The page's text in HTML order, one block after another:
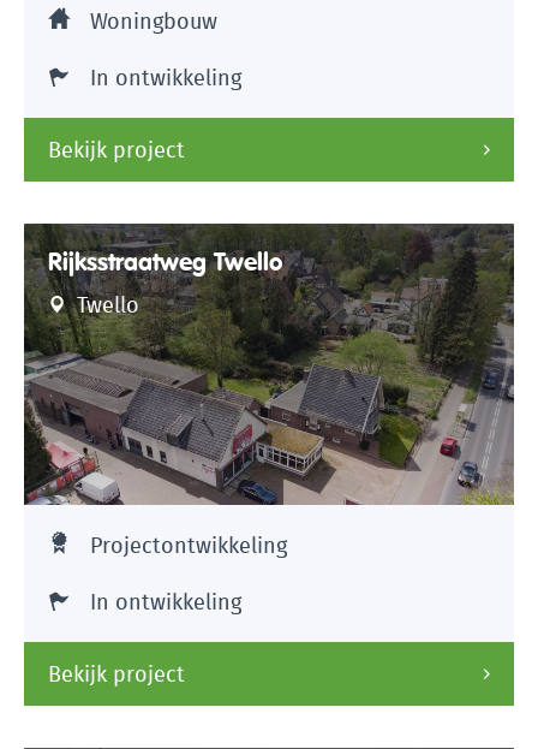
Woningbouw
In ontwikkeling
Bekijk project
Rijksstraatweg Twello
Twello
Projectontwikkeling
In ontwikkeling
Bekijk project